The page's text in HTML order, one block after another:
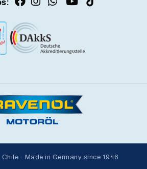
· Made in Germany since 1946